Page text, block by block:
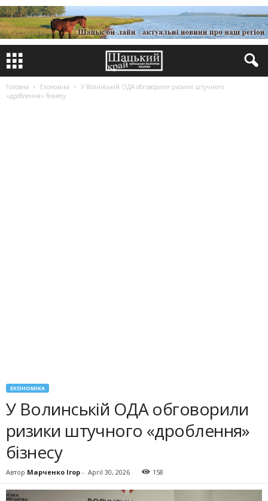
Головна Економіка
У Волинській ОДА обговорили ризики штучного
«дроблення» бізнесу
ЕКОНОМІКА
У Волинській ОДА обговорили
ризики штучного «дроблення»
бізнесу
Автор Марченко Ігор - April 30, 2026 158